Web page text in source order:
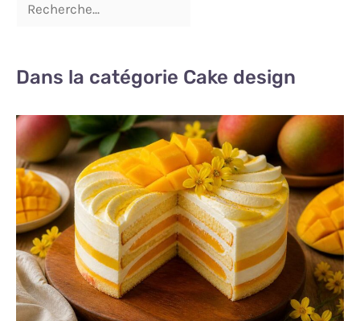
Dans la catégorie Cake design